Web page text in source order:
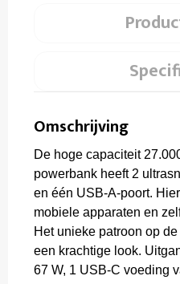
Omschrijving
De hoge capaciteit
powerbank heeft 2
en één USB-A-poort.
mobiele apparaten en
Het unieke patroon op
een krachtige look.
67 W, 1 USB-C voeding